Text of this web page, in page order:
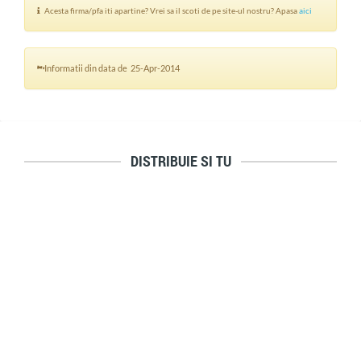
Acesta firma/pfa iti apartine? Vrei sa il scoti de pe site-ul nostru? Apasaaici
Informatii din data de 25-Apr-2014
DISTRIBUIE SI TU